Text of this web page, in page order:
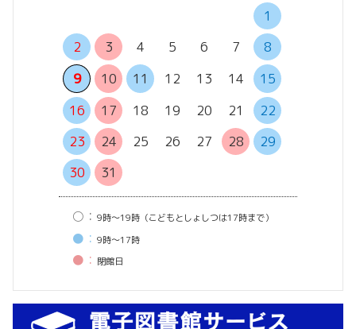
1
2
3 4 5 6 7
8
9
10 11 12 13 14
15
16
17 18 19 20 21
22
23
24 25 26 27 28
29
30
31
○： 9時〜19時（こどもとしょしつは17時まで）
●： 9時〜17時
●： 閉館⽇